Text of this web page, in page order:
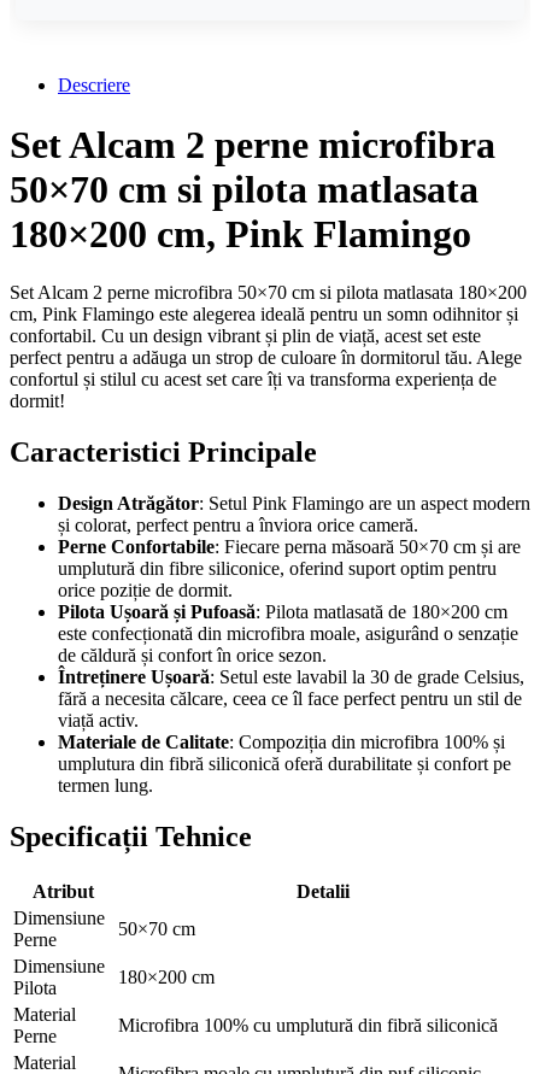
Descriere
Set Alcam 2 perne microfibra
50×70 cm si pilota matlasata
180×200 cm, Pink Flamingo
Set Alcam 2 perne microfibra 50×70 cm si pilota matlasata 180×200
cm, Pink Flamingo este alegerea ideală pentru un somn odihnitor și
confortabil. Cu un design vibrant și plin de viață, acest set este
perfect pentru a adăuga un strop de culoare în dormitorul tău. Alege
confortul și stilul cu acest set care îți va transforma experiența de
dormit!
Caracteristici Principale
Design Atrăgător: Setul Pink Flamingo are un aspect modern
și colorat, perfect pentru a înviora orice cameră.
Perne Confortabile: Fiecare perna măsoară 50×70 cm și are
umplutură din fibre siliconice, oferind suport optim pentru
orice poziție de dormit.
Pilota Ușoară și Pufoasă: Pilota matlasată de 180×200 cm
este confecționată din microfibra moale, asigurând o senzație
de căldură și confort în orice sezon.
Întreținere Ușoară: Setul este lavabil la 30 de grade Celsius,
fără a necesita călcare, ceea ce îl face perfect pentru un stil de
viață activ.
Materiale de Calitate: Compoziția din microfibra 100% și
umplutura din fibră siliconică oferă durabilitate și confort pe
termen lung.
Specificații Tehnice
Atribut
Detalii
Dimensiune
Perne
50×70 cm
Dimensiune
Pilota
180×200 cm
Material
Perne
Microfibra 100% cu umplutură din fibră siliconică
Material